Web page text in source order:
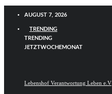
AUGUST 7, 2026
TRENDING
TRENDING
JETZTWOCHEMONAT
Lebenshof Verantwortung Leben e.V